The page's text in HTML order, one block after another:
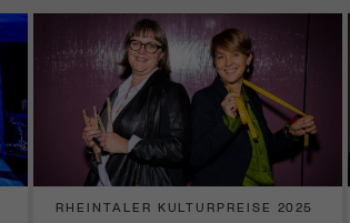
RHEINTALER KULTURPREISE 2025